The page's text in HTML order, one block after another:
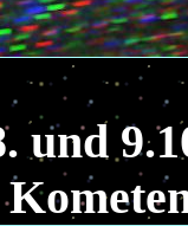
und